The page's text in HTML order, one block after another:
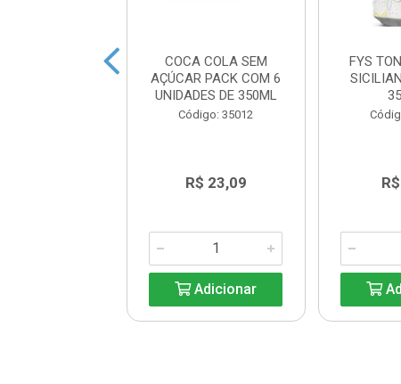
COCA COLA SEM
AÇÚCAR PACK COM 6
UNIDADES DE 350ML
Código: 35012
R$ 23,09
Adicionar
FYS